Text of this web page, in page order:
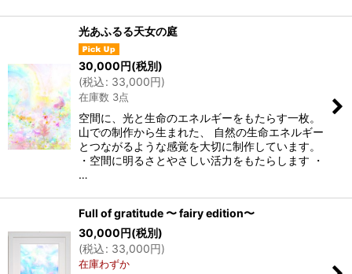
光あふるる天女の庭
30,000円(税別)
(税込: 33,000円)
在庫数 3点
空間に、光と生命のエネルギーをもたらす一枚。
山での制作から生まれた、 自然の生命エネルギー
とつながるような感覚を大切に制作しています。
・空間に明るさとやさしい活力をもたらします ・
…
Full of gratitude 〜 fairy edition〜
30,000円(税別)
(税込: 33,000円)
在庫わずか